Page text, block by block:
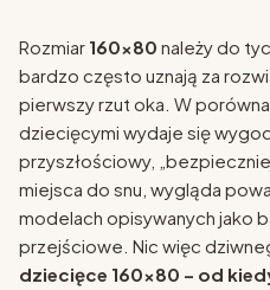
Rozmiar 160x80 należy do
bardzo często uznają za
pierwszy rzut oka. W
dziecięcymi wydaje się
przyszłościowy,
miejsca do snu, wygląda
modelach opisywanych jako
przejściowe. Nic więc
dziecięce 160x80 – od